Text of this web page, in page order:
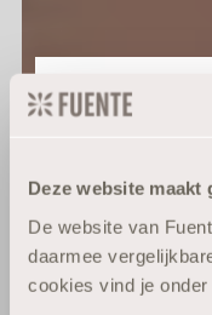
Deze website maakt
De website van
daarmee
cookies vind je onder
Blijf op de